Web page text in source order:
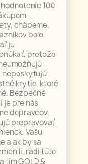
100
chápeme,
bolo
ju
pretože
neposkytujú
krytie, ktoré
Bezpečné
je pre nás
dopravcov,
prepravovať
Vašu
a ak by sa
radi túto
tím GOLD &